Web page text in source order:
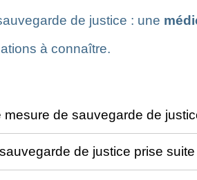
de justice : une
à connaître.
de sauvegarde de
de justice prise